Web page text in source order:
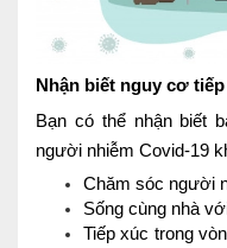
Vật lý trị liệu hồi
Xét nghiệm sàng lọc
Nội soi tiêu hóa
Nhận biết nguy cơ
Bạn có thể nhận biết
người nhiễm Covid-19
Chăm sóc người
Sống cùng nhà
Tiếp xúc trong